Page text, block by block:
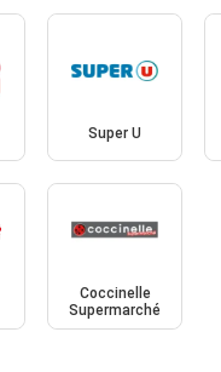
Super U
Coccinelle
Supermarché